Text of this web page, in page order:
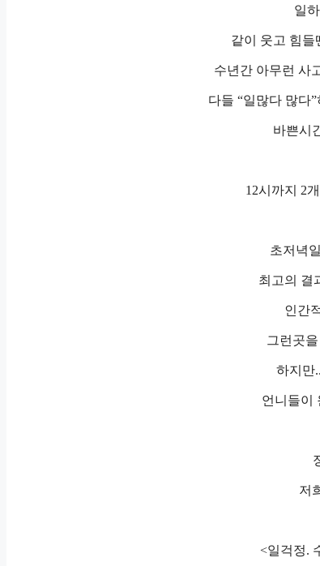
일
같이 웃고 힘들
수년간 아무런 사
다들 “일많다 많다
바쁜시
12시까지 2
초저녁
최고의 결
인간
그런곳
하지만
언니들이
저
<일걱정.